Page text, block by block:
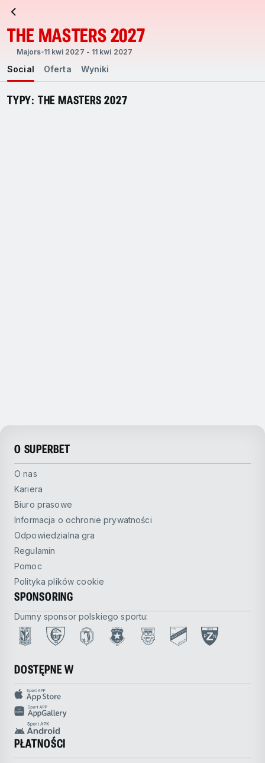
THE MASTERS 2027
Majors 11 kwi 2027 - 11 kwi 2027
Social Oferta Wyniki
TYPY: THE MASTERS 2027
O SUPERBET
O nas
Kariera
Biuro prasowe
Informacja o ochronie prywatności
Odpowiedzialna gra
Regulamin
Pomoc
Polityka plików cookie
SPONSORING
Dumny sponsor polskiego sportu:
DOSTĘPNE W
PŁATNOŚCI